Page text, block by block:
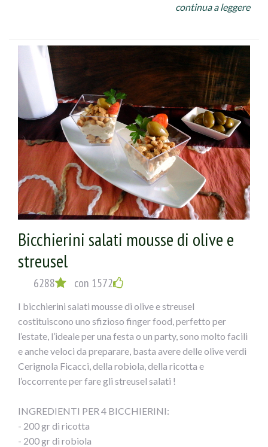
gamberoni (16...nel mio caso
olio evo
aglio tritato
PROCEDIMNTO
Unire,fresa,provolone,salame,asparagi,pecorino,sale,pepe
e uovo,amalgamare il tutto
con esso farcire i calamari ,chiuderli e bucarli piu` volte
con uno stecchino e poggiarli in una teglia
con olio evo, coprirlicon un trito di olive , mandorle e
pane grattugiato,contornare il tutto
con i gamberoni ,salare,pepare ed unire aglio tritato,vino
bianco ed ancora olio a filo su tutto.
Coprire con carta alluminio ed infornare x 15`..a
cca200°...POI eliminare carta,abbassare la fiamma e
terminare la cottura ancora un 10`!!
Intiepidito il calamaro tagliarlo a fette e servirlo
continua a leggere
Bicchierini salati mousse di olive e
streusel
6288 con 1572
I bicchierini salati mousse di olive e streusel
costituiscono uno sfizioso finger food, perfetto per
l’estate, l’ideale per una festa o un party, sono molto facili
e anche veloci da preparare, basta avere delle olive verdi
Cerignola Ficacci, della robiola, della ricotta e
l’occorrente per fare gli streusel salati !
INGREDIENTI PER 4 BICCHIERINI:
- 200 gr di ricotta
- 200 gr di robiola